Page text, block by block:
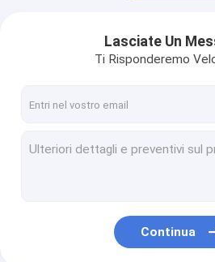
Lasciate Un
Ti Risponderemo
Continua